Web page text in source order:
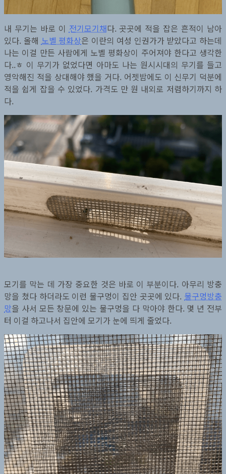
내 무기는 바로 이 전기모기채다. 곳곳에 적을 잡은 흔적이 남아
있다. 올해 노벨 평화상은 이란의 여성 인권가가 받았다고 하는데
나는 이걸 만든 사람에게 노벨 평화상이 주어져야 한다고 생각한
다..ㅎ 이 무기가 없었다면 아마도 나는 원시시대의 무기를 들고
영악해진 적을 상대해야 했을 거다. 어젯밤에도 이 신무기 덕분에
적을 쉽게 잡을 수 있었다. 가격도 만 원 내외로 저렴하기까지 하
다.
모기를 막는 데 가장 중요한 것은 바로 이 부분이다. 아무리 방충
망을 쳤다 하더라도 이런 물구멍이 집안 곳곳에 있다. 물구멍방충
망을 사서 모든 창문에 있는 물구멍을 다 막아야 한다. 몇 년 전부
터 이걸 하고나서 집안에 모기가 눈에 띄게 줄었다.